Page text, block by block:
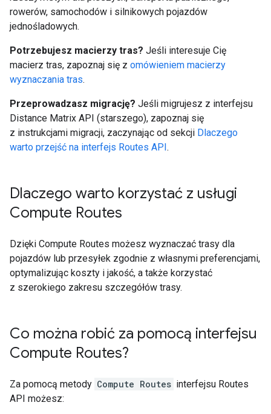
rowerów, samochodów i silnikowych pojazdów
jednośladowych.
Potrzebujesz macierzy tras? Jeśli interesuje Cię
macierz tras, zapoznaj się z omówieniem macierzy
wyznaczania tras.
Przeprowadzasz migrację? Jeśli migrujesz z interfejsu
Distance Matrix API (starszego), zapoznaj się
z instrukcjami migracji, zaczynając od sekcji Dlaczego
warto przejść na interfejs Routes API.
Dlaczego warto korzystać z usługi
Compute Routes
Dzięki Compute Routes możesz wyznaczać trasy dla
pojazdów lub przesyłek zgodnie z własnymi preferencjami,
optymalizując koszty i jakość, a także korzystać
z szerokiego zakresu szczegółów trasy.
Co można robić za pomocą interfejsu
Compute Routes?
Za pomocą metody Compute Routes interfejsu Routes
API możesz: